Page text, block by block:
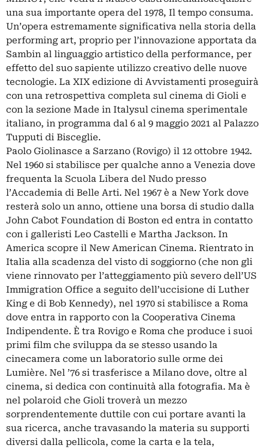
una sua importante opera del 1978, Il tempo consuma.
Un’opera estremamente significativa nella storia della
performing art, proprio per l’innovazione apportata da
Sambin al linguaggio artistico della performance, per
effetto del suo sapiente utilizzo creativo delle nuove
tecnologie. La XIX edizione di Avvistamenti proseguirà
con una retrospettiva completa sul cinema di Gioli e
con la sezione Made in Italysul cinema sperimentale
italiano, in programma dal 6 al 9 maggio 2021 al Palazzo
Tupputi di Bisceglie.
Paolo Giolinasce a Sarzano (Rovigo) il 12 ottobre 1942.
Nel 1960 si stabilisce per qualche anno a Venezia dove
frequenta la Scuola Libera del Nudo presso
l’Accademia di Belle Arti. Nel 1967 è a New York dove
resterà solo un anno, ottiene una borsa di studio dalla
John Cabot Foundation di Boston ed entra in contatto
con i galleristi Leo Castelli e Martha Jackson. In
America scopre il New American Cinema. Rientrato in
Italia alla scadenza del visto di soggiorno (che non gli
viene rinnovato per l’atteggiamento più severo dell’US
Immigration Office a seguito dell’uccisione di Luther
King e di Bob Kennedy), nel 1970 si stabilisce a Roma
dove entra in rapporto con la Cooperativa Cinema
Indipendente. È tra Rovigo e Roma che produce i suoi
primi film che sviluppa da se stesso usando la
cinecamera come un laboratorio sulle orme dei
Lumière. Nel ’76 si trasferisce a Milano dove, oltre al
cinema, si dedica con continuità alla fotografia. Ma è
nel polaroid che Gioli troverà un mezzo
sorprendentemente duttile con cui portare avanti la
sua ricerca, anche travasando la materia su supporti
diversi dalla pellicola, come la carta e la tela,